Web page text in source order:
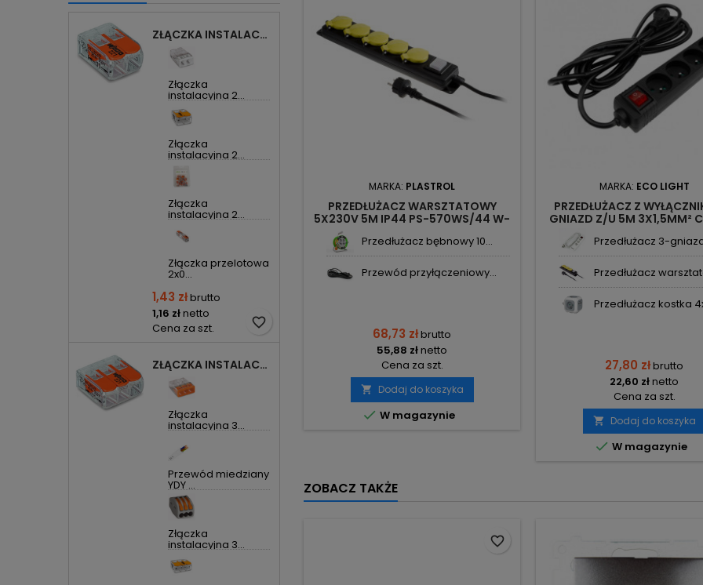
ZŁĄCZKA INSTALACYJNA 2X UNIWERSALNA COMPACT 221-412 WAGO
Złączka
instalacyjna 2...
Złączka
instalacyjna 2...
Złączka
instalacyjna 2...
Złączka przelotowa
2x0...
1,43 złbrutto
1,16 złnetto
Cena za szt.
favorite_border
ZŁĄCZKA INSTALACYJNA 3X UNIWERSALNA COMPACT 221-413 WAGO
Złączka
instalacyjna 3...
Przewód miedziany
YDY ...
Złączka
instalacyjna 3...
MARKA: PLASTROL
PRZEDŁUŻACZ WARSZTATOWY
5X230V 5M IP44 PS-570WS/44 W-
Przedłużacz bębnowy 10...
Przewód przyłączeniowy...
68,73 złbrutto
55,88 złnetto
Cena za szt.
 Dodaj do koszyka
 W magazynie
MARKA: ECO LIGHT
PRZEDŁUŻACZ Z
GNIAZD Z/U 5M 3X1,5MM²
Przedłużacz 3-
Przedłużacz
Przedłużacz kostka
27,80 złbrutto
22,60 złnetto
Cena za szt.
 Dodaj do koszyka
 W magazynie
ZOBACZ TAKŻE
favorite_border